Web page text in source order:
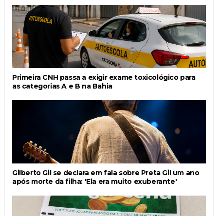
Primeira CNH passa a exigir exame toxicológico para
as categorias A e B na Bahia
Gilberto Gil se declara em fala sobre Preta Gil um ano
após morte da filha: 'Ela era muito exuberante'